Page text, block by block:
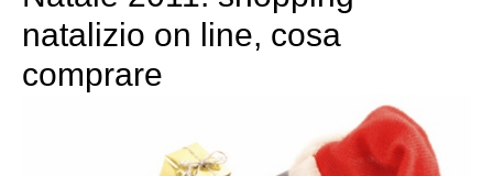
natalizio on line, cosa
comprare